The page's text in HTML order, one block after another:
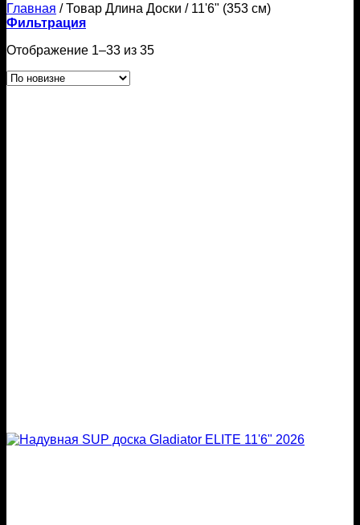
Главная /Товар Длина Доски /11'6" (353 см)
Фильтрация
Отображение 1–33 из 35Сортировка: